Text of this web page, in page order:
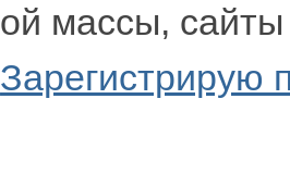
ой массы,
Зарегистрирую